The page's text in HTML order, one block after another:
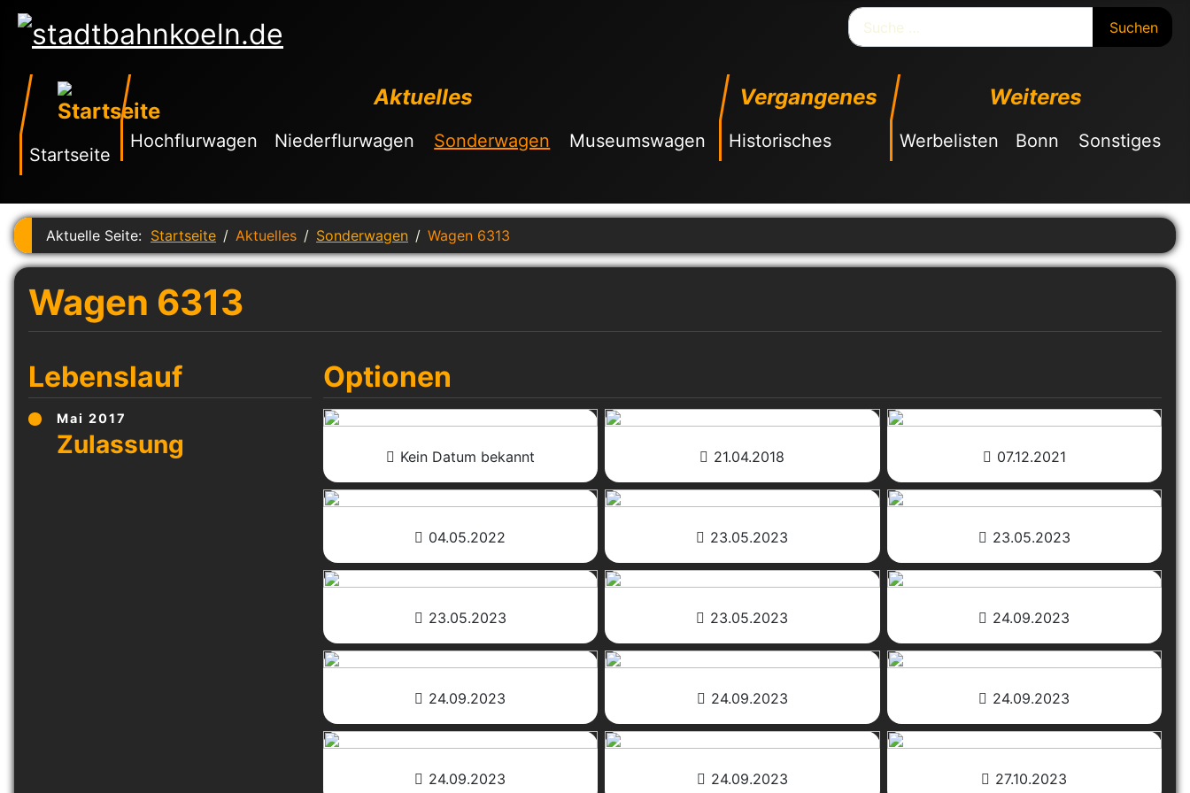
Suchen
Startseite
Aktuelles
Hochflurwagen Niederflurwagen Sonderwagen Museumswagen
Vergangenes
Historisches
Weiteres
Werbelisten Bonn Sonstiges
Aktuelle Seite: Startseite Aktuelles Sonderwagen Wagen 6313
Wagen 6313
Lebenslauf
Mai 2017
Optionen
Kein Datum bekannt 21.04.2018 07.12.2021
04.05.2022 23.05.2023 23.05.2023
23.05.2023 23.05.2023 24.09.2023
24.09.2023 24.09.2023 24.09.2023
24.09.2023 24.09.2023 27.10.2023